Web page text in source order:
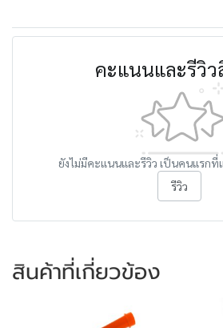
คะแนนและรีวิว
ยังไม่มีคะแนนและรีวิว เป็นคนแรกที่
รีวิว
สินค้าที่เกี่ยวข้อง